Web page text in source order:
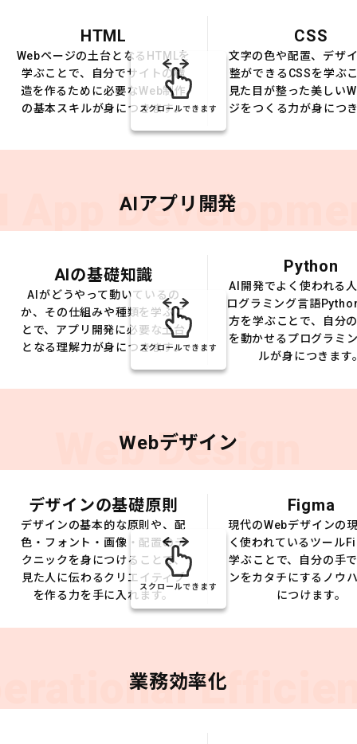
HTML
Webページの土台となるHTMLを
学ぶことで、自分でサイトの構
造を作るために必要なWeb制作
の基本スキルが身につきます。
CSS
文字の色や配置、デザ
整ができるCSSを学ぶ
見た目が整った美しい
ジをつくる力が身につ
スクロールできます
App AIアプリ開発
AIの基礎知識
AIがどうやって動いているの
か、その仕組みや種類を学ぶこ
とで、アプリ開発に必要な土台
となる理解力が身につきます。
Python
AI開発でよく使われる
ログラミング言語
方を学ぶことで、自分
を動かせるプログラミ
ルが身につきます
スクロールできます
Web Design
Webデザイン
デザインの基礎原則
デザインの基本的な原則や、配
色・フォント・画像・配置のテ
クニックを身につけることで、
見た人に伝わるクリエイティブ
を作る力を手に入れます。
Figma
現代のWebデザインの
く使われているツール
学ぶことで、自分の手
ンをカタチにするノウ
につけます。
スクロールできます
業務効率化